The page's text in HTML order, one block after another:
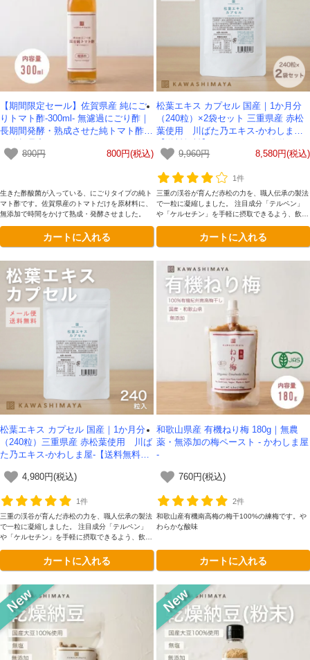
【期間限定セール】佐賀県産 純にご
りトマト酢-300ml- 無濾過にごり酢｜
長期間発酵・熟成させた純トマト酢
屋-
890円 800円(税込)
生きた酢酸菌が入っている、にごりタイプの純ト
マト酢です。佐賀県産のトマトだけを原材料に、
無添加で時間をかけて熟成・発酵させました。
カートに入れる
松葉エキス カプセル 国産｜1か月分
（240粒）×2袋セット 三重県産 赤松
葉使用 川ばた乃エキス-かわしま屋-
9,960円
8,580円(税込)
1件
三重の渓谷が育んだ赤松の力を、職人伝承の製法
で一粒に凝縮しました。 注目成分「テルペン」
や「ケルセチン」を手軽に摂取できるよう、飲み
240粒入り（約1ヶ月分）で、毎日のセルフケア
に最適です。
カートに入れる
松葉エキス カプセル 国産｜1か月分
（240粒）三重県産 赤松葉使用 川ば
た乃エキス-かわしま屋-【送料無料】*
4,980円(税込)
1件
三重の渓谷が育んだ赤松の力を、職人伝承の製法
で一粒に凝縮しました。 注目成分「テルペン」
や「ケルセチン」を手軽に摂取できるよう、飲み
240粒入り（約1ヶ月分）で、毎日のセルフケア
に最適です。
カートに入れる
和歌山県産 有機ねり梅 180g｜無農
薬・無添加の梅ペースト - かわしま屋
-
760円(税込)
2件
和歌山産有機南高梅の梅干100%の練梅です。や
わらかな酸味
カートに入れる